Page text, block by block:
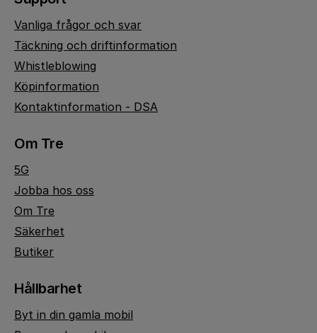
Vanliga frågor och svar
Täckning och driftinformation
Whistleblowing
Köpinformation
Kontaktinformation - DSA
Om Tre
5G
Jobba hos oss
Om Tre
Säkerhet
Butiker
Hållbarhet
Byt in din gamla mobil